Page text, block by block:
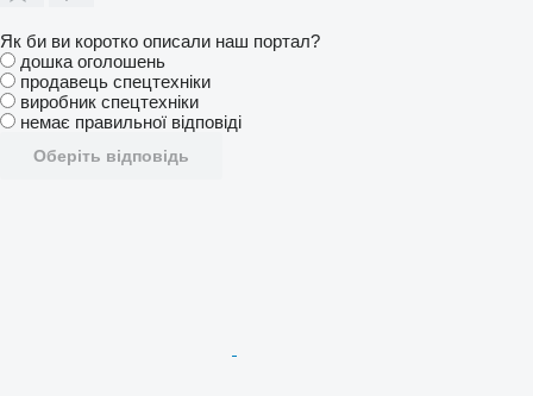
Як би ви коротко описали наш портал?
дошка оголошень
продавець спецтехніки
виробник спецтехніки
немає правильної відповіді
Оберіть відповідь